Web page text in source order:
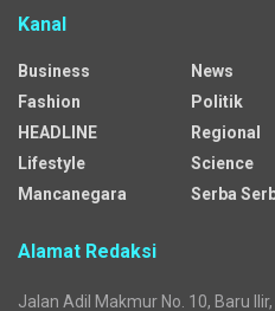
Kanal
Business
Fashion
HEADLINE
Lifestyle
Mancanegara
News
Politik
Regional
Science
Serba
Alamat Redaksi
Jalan Adil Makmur No. 10, Baru